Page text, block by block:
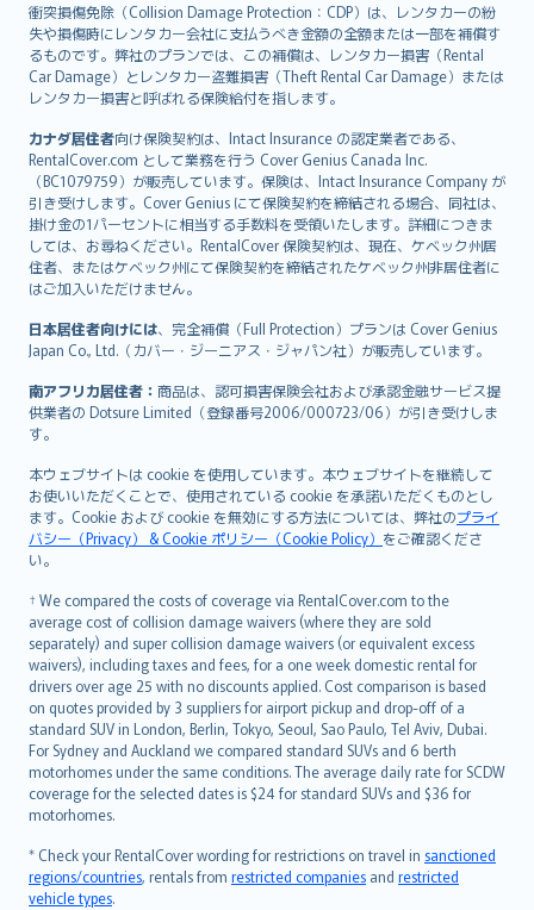
衝突損傷免除（Collision Damage Protection：CDP）は、レンタカーの紛
失や損傷時にレンタカー会社に支払うべき金額の全額または一部を補償す
るものです。弊社のプランでは、この補償は、レンタカー損害（Rental
Car Damage）とレンタカー盗難損害（Theft Rental Car Damage）または
レンタカー損害と呼ばれる保険給付を指します。
カナダ居住者向け保険契約は、Intact Insurance の認定業者である、
RentalCover.com として業務を行う Cover Genius Canada Inc.
（BC1079759）が販売しています。保険は、Intact Insurance Company が
引き受けします。Cover Genius にて保険契約を締結される場合、同社は、
掛け金の1パーセントに相当する手数料を受領いたします。詳細につきま
しては、お尋ねください。RentalCover 保険契約は、現在、ケベック州居
住者、またはケベック州にて保険契約を締結されたケベック州非居住者に
はご加入いただけません。
日本居住者向けには、完全補償（Full Protection）プランは Cover Genius
Japan Co., Ltd.（カバー・ジーニアス・ジャパン社）が販売しています。
南アフリカ居住者： 商品は、認可損害保険会社および承認金融サービス提
供業者の Dotsure Limited（登録番号2006/000723/06）が引き受けしま
す。
本ウェブサイトは cookie を使用しています。本ウェブサイトを継続して
お使いいただくことで、使用されている cookie を承諾いただくものとし
ます。Cookie および cookie を無効にする方法については、弊社のプライ
バシー（Privacy） & Cookie ポリシー（Cookie Policy） をご確認くださ
い。
† We compared the costs of coverage via RentalCover.com to the
average cost of collision damage waivers (where they are sold
separately) and super collision damage waivers (or equivalent excess
waivers), including taxes and fees, for a one week domestic rental for
drivers over age 25 with no discounts applied. Cost comparison is based
on quotes provided by 3 suppliers for airport pickup and drop-off of a
standard SUV in London, Berlin, Tokyo, Seoul, Sao Paulo, Tel Aviv, Dubai.
For Sydney and Auckland we compared standard SUVs and 6 berth
motorhomes under the same conditions. The average daily rate for SCDW
coverage for the selected dates is $24 for standard SUVs and $36 for
motorhomes.
* Check your RentalCover wording for restrictions on travel in sanctioned
regions/countries, rentals from restricted companies and restricted
vehicle types.